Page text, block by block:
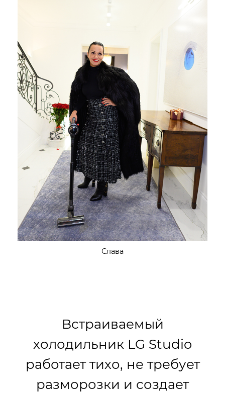
Слава
Встраиваемый
холодильник LG Studio
работает тихо, не требует
разморозки и создает